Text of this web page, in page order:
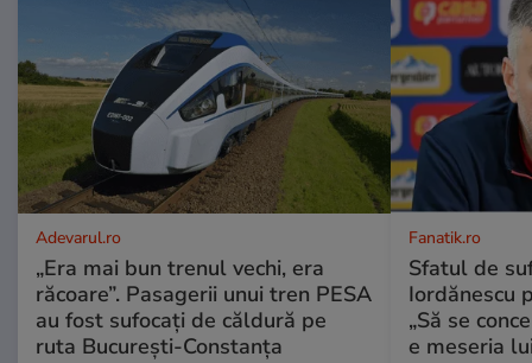
Adevarul.ro
„Era mai bun trenul vechi, era
răcoare”. Pasagerii unui tren PESA
au fost sufocați de căldură pe
ruta București-Constanța
Fanatik.ro
Sfatul de
Iordănescu
„Să se
e meseria